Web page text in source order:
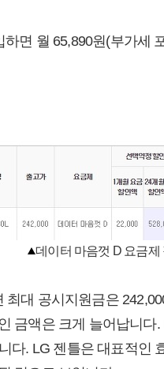
면 월 65,890원(부가세
데이터 마음껏 D 요금제
대 공시지원금은
금액은 크게 늘어납니다
다. LG 젠틀은 대표적인